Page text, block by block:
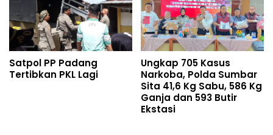
Satpol PP Padang
Tertibkan PKL Lagi
Ungkap 705 Kasus
Narkoba, Polda Sumbar
Sita 41,6 Kg Sabu, 586 Kg
Ganja dan 593 Butir
Ekstasi